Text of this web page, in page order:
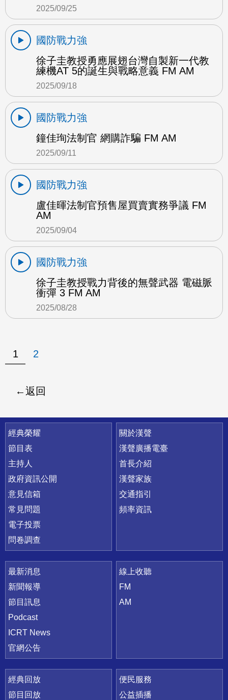
2025/09/25
國防戰力強
徐子圭教授勇應展翅台灣自製新一代教
練機AT 5的誕生與戰略意義 FM AM
2025/09/18
國防戰力強
鐘佳珣法制官 網購詐騙 FM AM
2025/09/11
國防戰力強
盧佳暉法制官預售屋買賣實務爭議 FM
AM
2025/09/04
國防戰力強
徐子圭教授戰力背後的無聲武器 電磁脈
衝彈 3 FM AM
2025/08/28
1 2
返回
快速連結
經典榮耀
節目表
主持人
政府資訊公開
意見信箱
常見問題
電子投票
問卷調查
關於漢聲
漢聲廣播電臺
首長介紹
漢聲家族
交通指引
頻率資訊
最新消息
新聞報導
節目訊息
Podcast
ICRT News
官網公告
線上收聽
FM
AM
經典回放
節目回放
便民服務
公益插播